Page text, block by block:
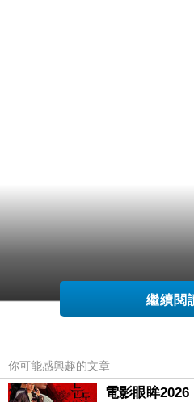
繼續閱
你可能感興趣的文章
電影眼眸